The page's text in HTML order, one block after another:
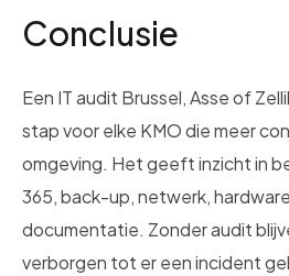
Conclusie
Een IT audit Brussel, Asse of
stap voor elke KMO die meer
omgeving. Het geeft inzicht in
365, back-up, netwerk,
documentatie. Zonder audit
verborgen tot er een incident